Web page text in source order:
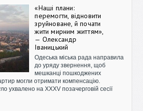
«Наші плани:
перемогти, відновити
зруйноване, й почати
жити мирним життям»,
— Олександр
Іваницький
Одеська міська рада направила
до уряду звернення, щоб
мешканці пошкоджених
могли отримати компенсацію.
ухвалено на XXXV позачерговій сесії